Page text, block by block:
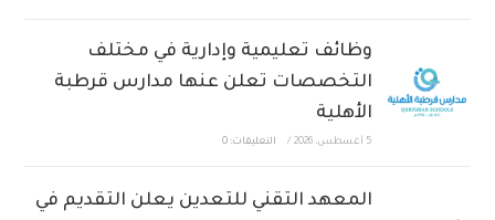
وظائف تعليمية وإدارية في مختلف
التخصصات تعلن عنها مدارس قرطبة
الأهلية
5 أغسطس، 2026 / التعليقات: 0
المعهد التقني للتعدين يعلن التقديم في